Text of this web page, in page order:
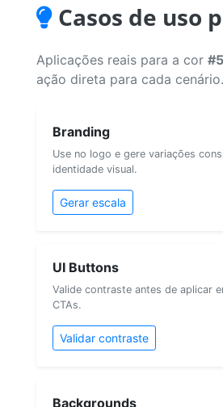
Casos de uso
Aplicações reais para a cor
ação direta para cada cenário.
Branding
Use no logo e gere variações
identidade visual.
Gerar escala
UI Buttons
Valide contraste antes de aplicar
CTAs.
Validar contraste
Backgrounds